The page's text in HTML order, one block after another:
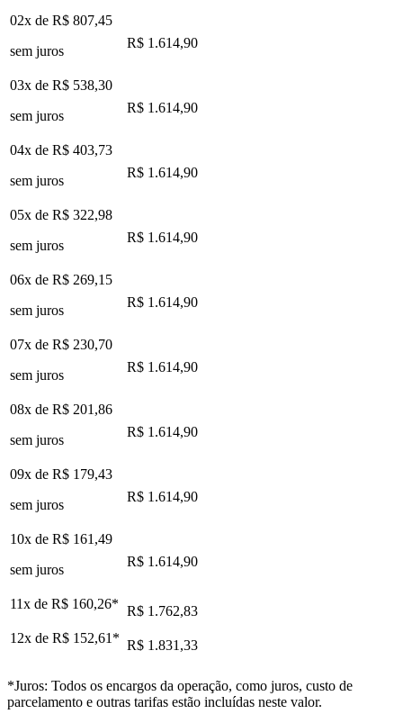
02x de R$ 807,45
sem juros
R$ 1.614,90
03x de R$ 538,30
sem juros
R$ 1.614,90
04x de R$ 403,73
sem juros
R$ 1.614,90
05x de R$ 322,98
sem juros
R$ 1.614,90
06x de R$ 269,15
sem juros
R$ 1.614,90
07x de R$ 230,70
sem juros
R$ 1.614,90
08x de R$ 201,86
sem juros
R$ 1.614,90
09x de R$ 179,43
sem juros
R$ 1.614,90
10x de R$ 161,49
sem juros
R$ 1.614,90
11x de R$ 160,26* R$ 1.762,83
12x de R$ 152,61 * R$ 1.831,33
*Juros: Todos os encargos da operação, como juros, custo de
parcelamento e outras tarifas estão incluídas neste valor.